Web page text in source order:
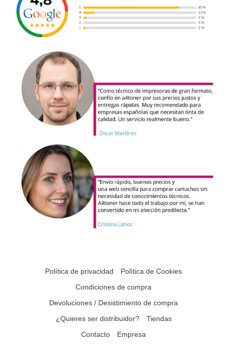
Política de privacidad
Política de Cookies
Condiciones de compra
Devoluciones / Desistimiento de compra
¿Quieres ser distribuidor?
Tiendas
Contacto
Empresa